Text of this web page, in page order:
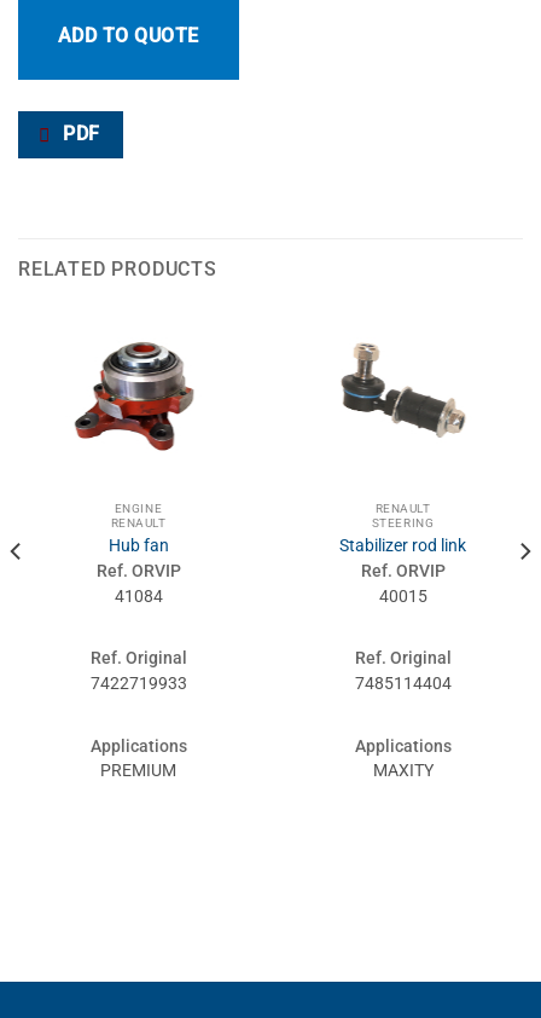
ADD TO QUOTE
PDF
RELATED PRODUCTS
ENGINE
RENAULT
Hub fan
Ref. ORVIP
41084
Ref. Original
7422719933
Applications
PREMIUM
RENAULT
STEERING
Stabilizer rod link
Ref. ORVIP
40015
Ref. Original
7485114404
Applications
MAXITY